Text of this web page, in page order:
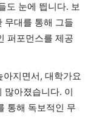
도 눈에 띕니다. 보
무대를 통해 그들
퍼포먼스를 제공
아지면서, 대학가요
많아졌습니다. 이
통해 독보적인 무